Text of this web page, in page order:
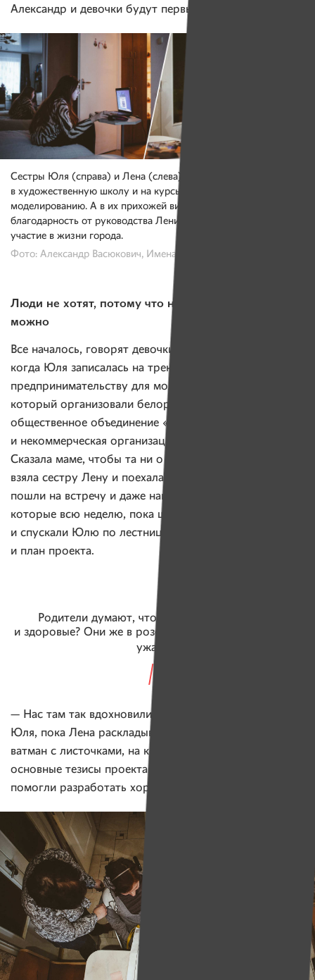
Александр и девочки будут первыми.
Сестры Юля (справа) и Лена (слева) в свободное время ходят
в художественную школу и на курсы по фотографии и 3D-
моделированию. А в их прихожей висит именная
благодарность от руководства Ленинского района за активное
участие в жизни города.
Фото: Александр Васюкович, Имена
Люди не хотят, потому что не знают, что так
можно
Все началось, говорят девочки, в августе 2016 года,
когда Юля записалась на тренинг по социальному
предпринимательству для молодежи и подростков,
который организовали белорусское молодежное
общественное объединение «Новые лица»
и некоммерческая организация ОДБ Брюссель.
Сказала маме, чтобы та ни о чем не волновалась,
взяла сестру Лену и поехала учиться. Организаторы
пошли на встречу и даже нашли ей волонтеров,
которые всю неделю, пока шли курсы, поднимали
и спускали Юлю по лестнице. Результат занятий: идея
и план проекта.
Родители думают, что будут вечно молодые
и здоровые? Они же в розовых очках постоянно! Это
ужасно!
— Нас там так вдохновили! — взахлеб вспоминает
Юля, пока Лена раскладывает на столе большой
ватман с листочками, на которых кратко описаны
основные тезисы проекта. — Нам наши преподаватели
помогли разработать хороший план и дали надежду.